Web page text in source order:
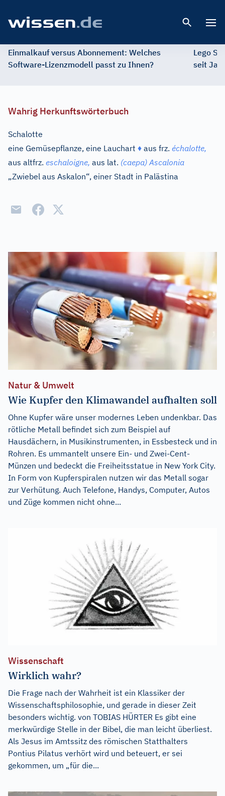
Einmalkauf versus Abonnement: Welches
Software-Lizenzmodell passt zu Ihnen?
Lego
seit
Wahrig Herkunftswörterbuch
Schalotte
eine Gemüsepflanze, eine Lauchart ♦ aus frz. échalotte,
aus altfrz. eschaloigne, aus lat. (caepa) Ascalonia
„Zwiebel aus Askalon“, einer Stadt in Palästina
Natur & Umwelt
Wie Kupfer den Klimawandel aufhalten soll
Ohne Kupfer wäre unser modernes Leben undenkbar. Das
rötliche Metall befindet sich zum Beispiel auf
Hausdächern, in Musikinstrumenten, in Essbesteck und in
Rohren. Es ummantelt unsere Ein- und Zwei-Cent-
Münzen und bedeckt die Freiheitsstatue in New York City.
In Form von Kupferspiralen nutzen wir das Metall sogar
zur Verhütung. Auch Telefone, Handys, Computer, Autos
und Züge kommen nicht ohne...
Wissenschaft
Wirklich wahr?
Die Frage nach der Wahrheit ist ein Klassiker der
Wissenschaftsphilosophie, und gerade in dieser Zeit
besonders wichtig. von TOBIAS HÜRTER Es gibt eine
merkwürdige Stelle in der Bibel, die man leicht überliest.
Als Jesus im Amtssitz des römischen Statthalters
Pontius Pilatus verhört wird und beteuert, er sei
gekommen, um „für die...